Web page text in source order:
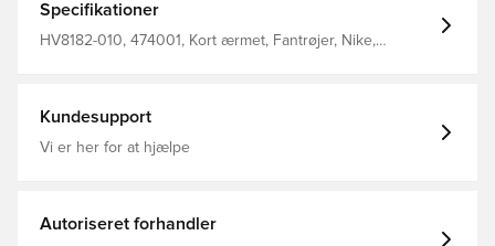
100% polyester.
Specifikationer
HV8182-010, 474001, Kort ærmet, Fantrøjer, Nike,
Kundesupport
Vi er her for at hjælpe
Autoriseret forhandler